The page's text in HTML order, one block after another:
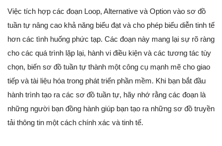
Việc tích hợp các đoạn Loop, Alternative và Option vào sơ đồ
tuần tự nâng cao khả năng biểu đạt và cho phép biểu diễn tinh tế
hơn các tình huống phức tạp. Các đoạn này mang lại sự rõ ràng
cho các quá trình lặp lại, hành vi điều kiện và các tương tác tùy
chọn, biến sơ đồ tuần tự thành một công cụ mạnh mẽ cho giao
tiếp và tài liệu hóa trong phát triển phần mềm. Khi bạn bắt đầu
hành trình tạo ra các sơ đồ tuần tự, hãy nhớ rằng các đoạn là
những người bạn đồng hành giúp bạn tạo ra những sơ đồ truyền
tải thông tin một cách chính xác và tinh tế.